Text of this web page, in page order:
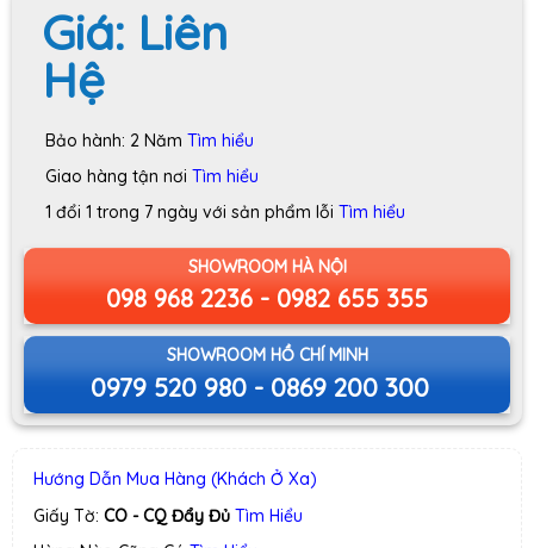
Giá: Liên
Hệ
Bảo hành: 2 Năm Tìm hiểu
Giao hàng tận nơi Tìm hiểu
1 đổi 1 trong 7 ngày với sản phẩm lỗi Tìm hiểu
SHOWROOM HÀ NỘI
098 968 2236 - 0982 655 355
SHOWROOM HỒ CHÍ MINH
0979 520 980 - 0869 200 300
Hướng Dẫn Mua Hàng (Khách Ở Xa)
Giấy Tờ: CO - CQ Đẩy Đủ Tìm Hiểu